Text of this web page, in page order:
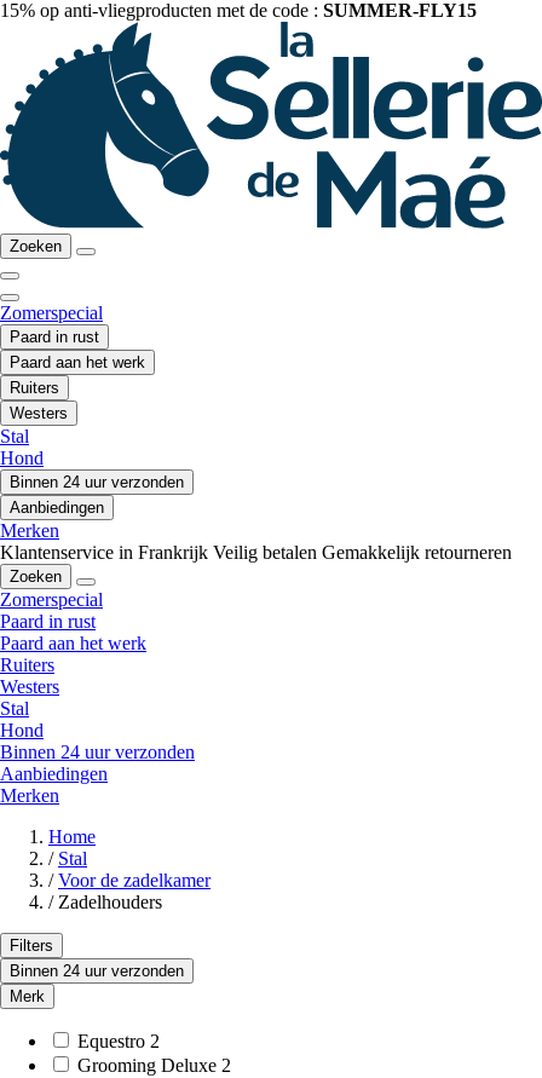
15% op anti-vliegproducten met de code : SUMMER-FLY15
Zoeken
Zomerspecial
Paard in rust
Paard aan het werk
Ruiters
Westers
Stal
Hond
Binnen 24 uur verzonden
Aanbiedingen
Merken
Klantenservice in Frankrijk Veilig betalen Gemakkelijk retourneren
Zoeken
Zomerspecial
Paard in rust
Paard aan het werk
Ruiters
Westers
Stal
Hond
Binnen 24 uur verzonden
Aanbiedingen
Merken
Home
/ Stal
/ Voor de zadelkamer
/ Zadelhouders
Filters
Binnen 24 uur verzonden
Merk
Equestro 2
Grooming Deluxe 2